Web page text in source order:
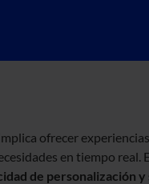
ofrecer experiencias
en tiempo real.
de personalización y